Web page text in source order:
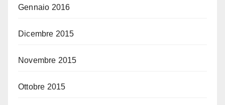
Gennaio 2016
Dicembre 2015
Novembre 2015
Ottobre 2015